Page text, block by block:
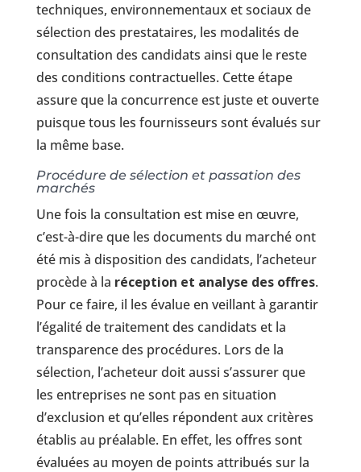
techniques, environnementaux et sociaux de
sélection des prestataires, les modalités de
consultation des candidats ainsi que le reste
des conditions contractuelles. Cette étape
assure que la concurrence est juste et ouverte
puisque tous les fournisseurs sont évalués sur
la même base.
Procédure de sélection et passation des
marchés
Une fois la consultation est mise en œuvre,
c’est-à-dire que les documents du marché ont
été mis à disposition des candidats, l’acheteur
procède à la réception et analyse des offres.
Pour ce faire, il les évalue en veillant à garantir
l’égalité de traitement des candidats et la
transparence des procédures. Lors de la
sélection, l’acheteur doit aussi s’assurer que
les entreprises ne sont pas en situation
d’exclusion et qu’elles répondent aux critères
établis au préalable. En effet, les offres sont
évaluées au moyen de points attribués sur la